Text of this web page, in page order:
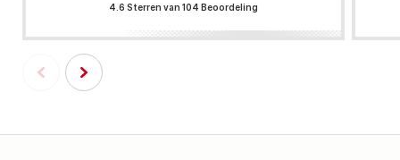
4.6 Sterren van 104 Beoordeling